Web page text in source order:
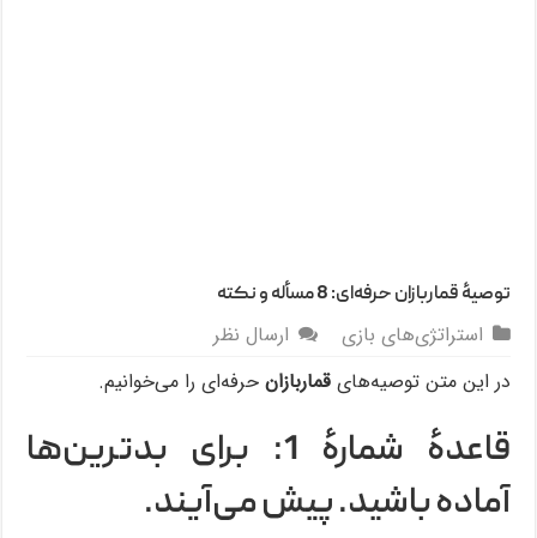
توصیۀ قماربازان حرفه‌ای: 8 مسأله و نکته
استراتژی‌های بازی
ارسال نظر
در این متن توصیه‌هایقماربازان حرفه‌ای را می‌خوانیم.
قاعدۀ شمارۀ 1: برای بدترین‌ها
آماده باشید. پیش می‌آیند.